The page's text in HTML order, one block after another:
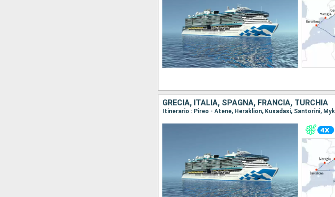
GRECIA, ITALIA, SPAGNA, FRANCIA, TURCHIA